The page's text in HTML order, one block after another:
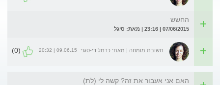
החשש
07/06/2015 | 23:16 | מאת: סיגל
תשובת מומחה | מאת: כרמל די-סגני 09.06.15 | 20:32
(0)
האם אני אעבור את זה? קשה לי (לת)